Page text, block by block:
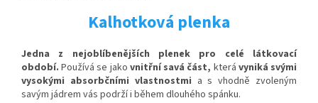
Kalhotková plenka
Jedna z nejoblíbenějších plenek pro celé látkovací
období.Používá se jako vnitřní savá část, která vyniká svými
vysokými absorbčními vlastnostmi a s vhodně zvoleným
savým jádrem vás podrží i během dlouhého spánku.